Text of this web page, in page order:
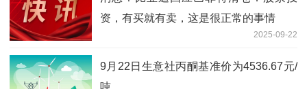
资，有买就有卖，这是很正常的事情
2025-09-22
9月22日生意社丙酮基准价为4536.67元/
吨